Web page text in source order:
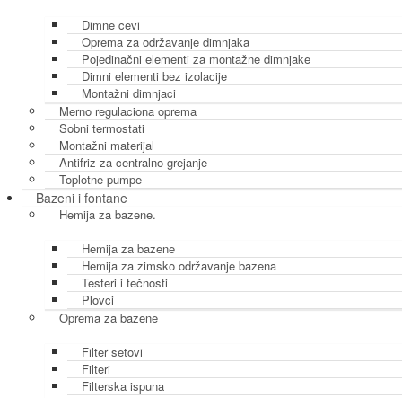
Dimne cevi
Oprema za održavanje dimnjaka
Pojedinačni elementi za montažne dimnjake
Dimni elementi bez izolacije
Montažni dimnjaci
Merno regulaciona oprema
Sobni termostati
Montažni materijal
Antifriz za centralno grejanje
Toplotne pumpe
Bazeni i fontane
Hemija za bazene.
Hemija za bazene
Hemija za zimsko održavanje bazena
Testeri i tečnosti
Plovci
Oprema za bazene
Filter setovi
Filteri
Filterska ispuna